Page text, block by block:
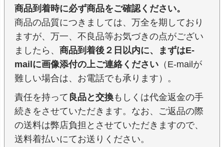
商品到着時に必ず商品をご確認ください。
商品の品質につきましては、万全を期しており
ますが、万一、不良品等お気づきの点がござい
ましたら、 商品到着後２日以内に、まずはE-
mailに画像添付の上ご連絡ください （E-mailが
難しい場合は、お電話でも承ります）。
責任を持って 良品と交換もしくは代金返金の手
続きをさせていただきます。なお、ご返品の際
の送料は弊店負担とさせていただきますので、
送料着払いにてお送りください。